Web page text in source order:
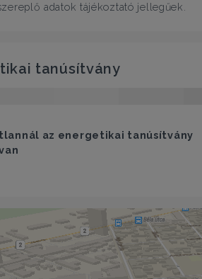
adatok tájékoztató jellegűek.
tanúsítvány
az energetikai tanúsítvány